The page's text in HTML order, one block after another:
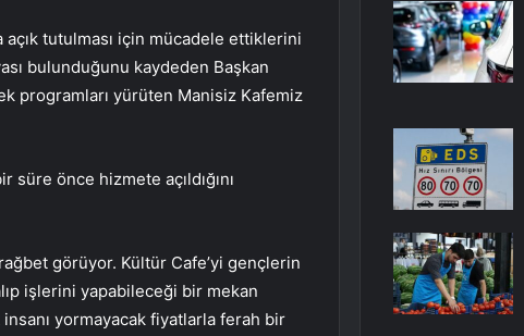
açık tutulması için mücadele ettiklerini
bulunduğunu kaydeden Başkan
programları yürüten Manisiz Kafemiz
süre önce hizmete açıldığını
görüyor. Kültür Cafe’yi gençlerin
işlerini yapabileceği bir mekan
yormayacak fiyatlarla ferah bir